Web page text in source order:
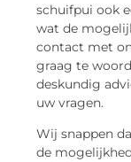
schuifpui ook
wat de
contact met
graag te
deskundig
uw vragen.
Wij snappen
de